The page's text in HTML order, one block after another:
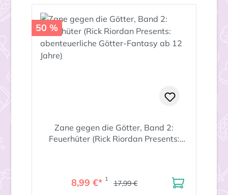
50 %
Zane gegen die Götter, Band 2:
Feuerhüter (Rick Riordan Presents:
8,99 €* 1 17,99 €